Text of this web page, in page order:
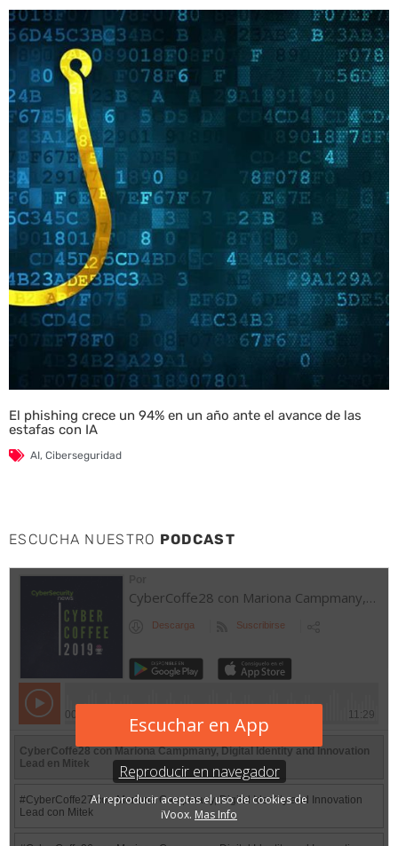
El phishing crece un 94% en un año ante el avance de las
estafas con IA
AI, Ciberseguridad
ESCUCHA NUESTRO PODCAST